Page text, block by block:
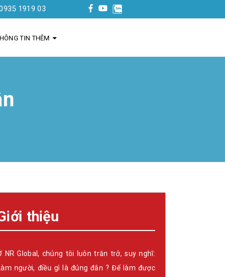
TIN THÊM
thiệu
NR Global, chúng tôi luôn trăn trở, suy nghĩ:
người, điều gì là đúng đắn ? Để làm được